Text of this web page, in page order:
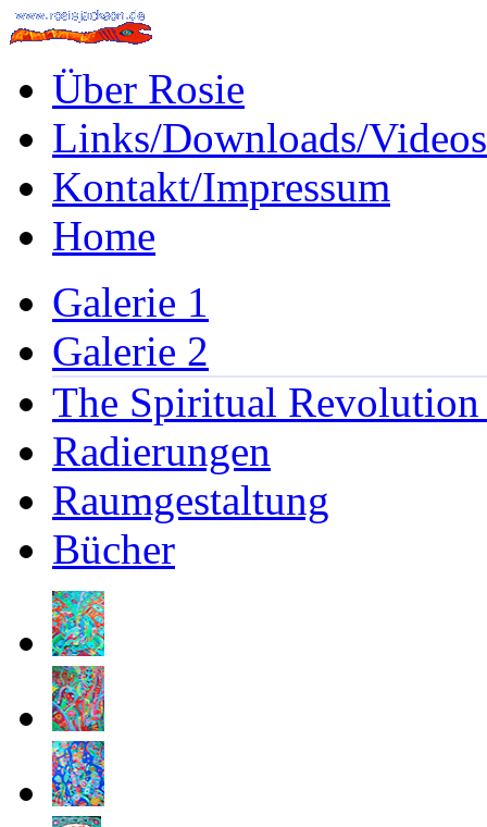
Über Rosie
Links/Downloads/Videos
Kontakt/Impressum
Home
Galerie 1
Galerie 2
The Spiritual
Radierungen
Raumgestaltung
Bücher